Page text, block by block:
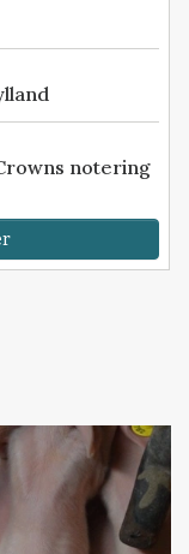
notering